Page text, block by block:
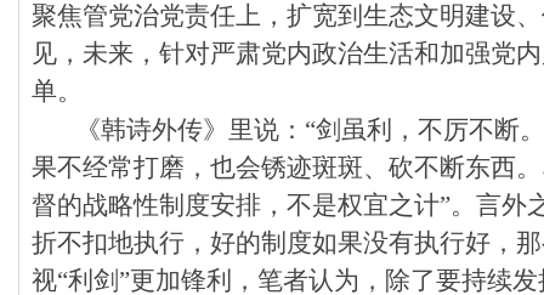
聚焦管党治党责任上，扩宽到生态文明建设
见，未来，针对严肃党内政治生活和加强党
单。
《韩诗外传》里说：“剑虽利，不厉不断
果不经常打磨，也会锈迹斑斑、砍不断东西
督的战略性制度安排，不是权宜之计”。言外
折不扣地执行，好的制度如果没有执行好，
视“利剑”更加锋利，笔者认为，除了要持续